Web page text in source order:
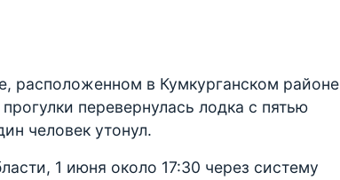
в Кумкурганском районе
перевернулась лодка с пятью
человек утонул.
1 июня около 17:30 через систему